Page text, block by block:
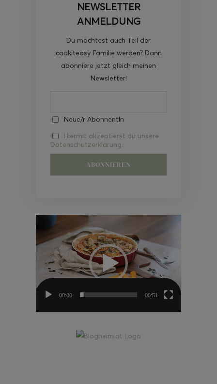
NEWSLETTER
ANMELDUNG
Du möchtest auch Teil der
cookiteasy Familie werden? Dann
abonniere jetzt gleich meinen
Newsletter!
Neue/r AbonnentIn
Hiermit akzeptierst du unsere
Datenschutzerklärung.
Video-
00:00 00:51